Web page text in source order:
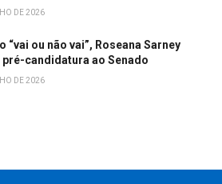
DE 2026
“vai ou não vai”, Roseana Sarney
candidatura ao Senado
DE 2026